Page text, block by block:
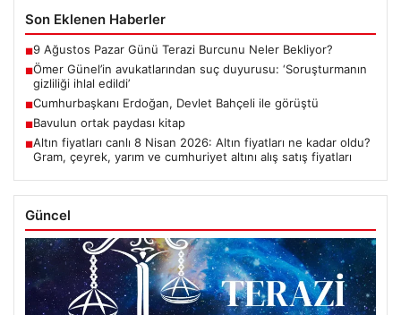
Son Eklenen Haberler
■9 Ağustos Pazar Günü Terazi Burcunu Neler Bekliyor?
■Ömer Günel’in avukatlarından suç duyurusu: ‘Soruşturmanın
gizliliği ihlal edildi’
■Cumhurbaşkanı Erdoğan, Devlet Bahçeli ile görüştü
■Bavulun ortak paydası kitap
■Altın fiyatları canlı 8 Nisan 2026: Altın fiyatları ne kadar oldu?
Gram, çeyrek, yarım ve cumhuriyet altını alış satış fiyatları
Güncel